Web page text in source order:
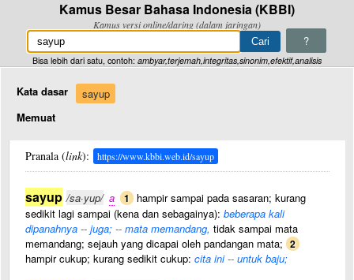
Kamus Besar Bahasa Indonesia (KBBI)
Kamus versi online/daring (dalam jaringan)
?
Bisa lebih dari satu, contoh: ambyar,terjemah,integritas,sinonim,efektif,analisis
Kata dasar
sayup
Memuat
Pranala (link): https://www.kbbi.web.id/sayup
sayup /sa·yup/ a 1
hampir sampai pada sasaran; kurang
sedikit lagi sampai (kena dan sebagainya): beberapa kali
dipanahnya -- juga; -- mata memandang, tidak sampai mata
memandang; sejauh yang dicapai oleh pandangan mata; 2
hampir cukup; kurang sedikit cukup: cita ini -- untuk baju;